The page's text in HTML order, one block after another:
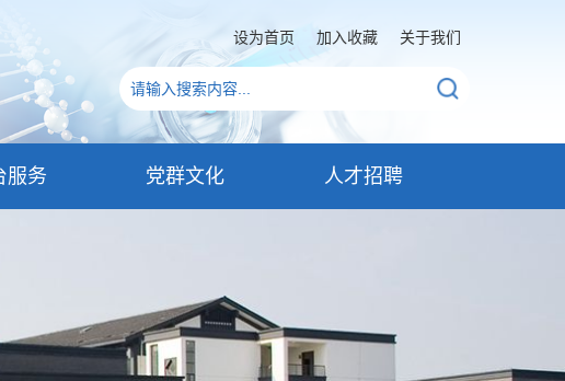
设为首页 加入收藏 关于我们
服务 党群文化 人才招聘